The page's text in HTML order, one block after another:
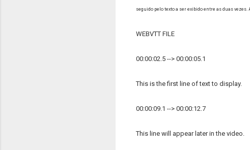
seguido pelo texto a ser exibido entre as duas vezes.
WEBVTT FILE
00:00:02.5 --> 00:00:05.1
This is the first line of text to display.
00:00:09.1 --> 00:00:12.7
This line will appear later in the video.